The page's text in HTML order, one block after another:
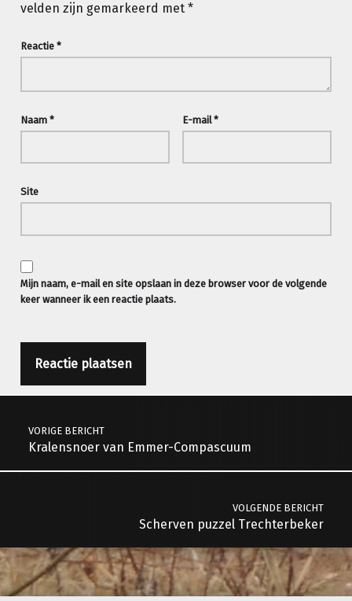
velden zijn gemarkeerd met *
Reactie *
Naam * E-mail*
Site
Mijn naam, e-mail en site opslaan in deze browser voor de volgende
keer wanneer ik een reactie plaats.
Berichtnavigatie
VORIGE BERICHT
Kralensnoer van Emmer-Compascuum
VOLGENDE BERICHT
Scherven puzzel Trechterbeker